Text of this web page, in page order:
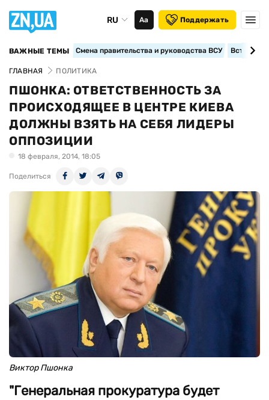
RU Аа Поддержать
ВАЖНЫЕ ТЕМЫ Смена правительства и руководства ВСУ
ГЛАВНАЯ ПОЛИТИКА
ПШОНКА: ОТВЕТСТВЕННОСТЬ ЗА
ПРОИСХОДЯЩЕЕ В ЦЕНТРЕ КИЕВА
ДОЛЖНЫ ВЗЯТЬ НА СЕБЯ ЛИДЕРЫ
ОППОЗИЦИИ
18 февраля, 2014, 18:05
Поделиться
Виктор Пшонка
"Генеральная прокуратура будет